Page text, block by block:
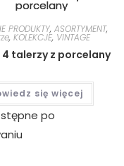
PRODUKTY,ASORTYMENT,
,KOLEKCJE, VINTAGE
talerzy z porcelany
się więcej
po